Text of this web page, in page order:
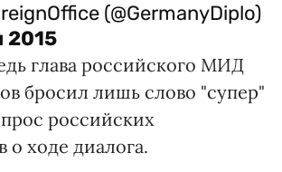
(@GermanyDiplo)
2015
глава российского МИД
бросил лишь слово "супер"
российских
о ходе диалога.